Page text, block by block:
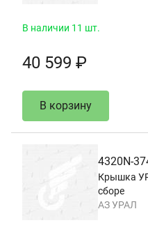
В наличии 11 шт.
40 599 ₽
В корзину
4320N-
Крышка
сборе
АЗ УРАЛ